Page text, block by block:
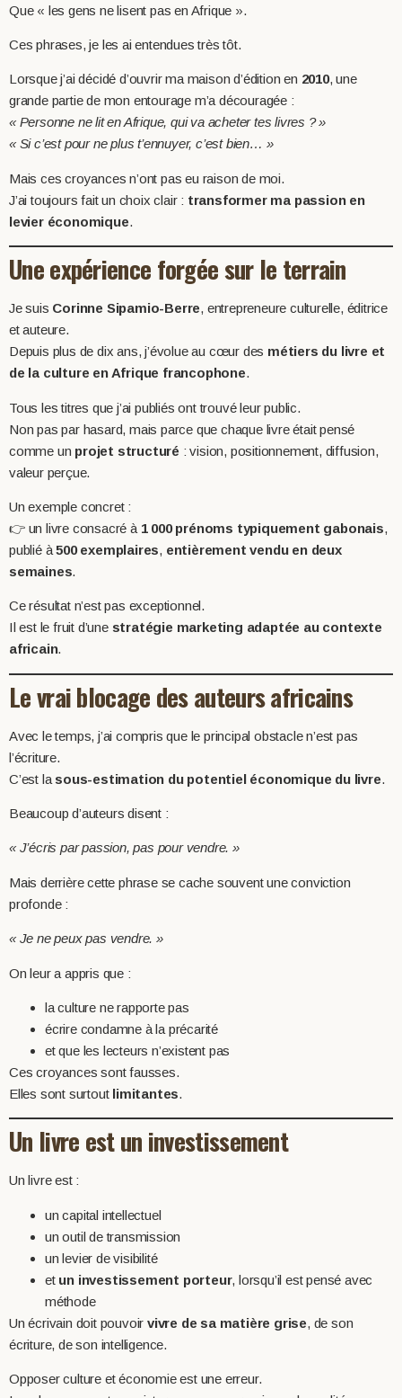
Que « les gens ne lisent pas en Afrique ».
Ces phrases, je les ai entendues très tôt.
Lorsque j’ai décidé d’ouvrir ma maison d’édition en 2010, une
grande partie de mon entourage m’a découragée :
« Personne ne lit en Afrique, qui va acheter tes livres ? »
« Si c’est pour ne plus t’ennuyer, c’est bien… »
Mais ces croyances n’ont pas eu raison de moi.
J’ai toujours fait un choix clair : transformer ma passion en
levier économique.
Une expérience forgée sur le terrain
Je suis Corinne Sipamio-Berre, entrepreneure culturelle, éditrice
et auteure.
Depuis plus de dix ans, j’évolue au cœur des métiers du livre et
de la culture en Afrique francophone.
Tous les titres que j’ai publiés ont trouvé leur public.
Non pas par hasard, mais parce que chaque livre était pensé
comme un projet structuré : vision, positionnement, diffusion,
valeur perçue.
Un exemple concret :
👉 un livre consacré à 1 000 prénoms typiquement gabonais,
publié à500 exemplaires, entièrement vendu en deux
semaines.
Ce résultat n’est pas exceptionnel.
Il est le fruit d’une stratégie marketing adaptée au contexte
africain.
Le vrai blocage des auteurs africains
Avec le temps, j’ai compris que le principal obstacle n’est pas
l’écriture.
C’est la sous-estimation du potentiel économique du livre.
Beaucoup d’auteurs disent :
« J’écris par passion, pas pour vendre. »
Mais derrière cette phrase se cache souvent une conviction
profonde :
« Je ne peux pas vendre. »
On leur a appris que :
la culture ne rapporte pas
écrire condamne à la précarité
et que les lecteurs n’existent pas
Ces croyances sont fausses.
Elles sont surtout limitantes.
Un livre est un investissement
Un livre est :
un capital intellectuel
un outil de transmission
un levier de visibilité
et un investissement porteur, lorsqu’il est pensé avec
méthode
Un écrivain doit pouvoir vivre de sa matière grise, de son
écriture, de son intelligence.
Opposer culture et économie est une erreur.